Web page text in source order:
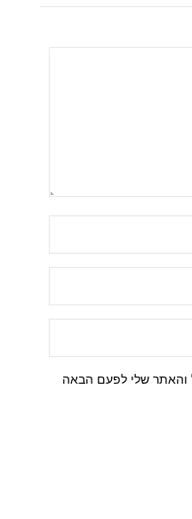
והאתר שלי לפעם הבאה